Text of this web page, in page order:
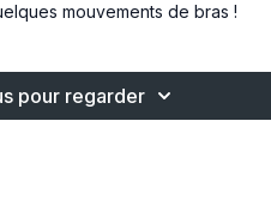
mouvements de bras !
pour regarder